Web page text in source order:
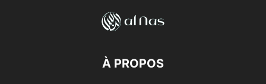
À PROPOS